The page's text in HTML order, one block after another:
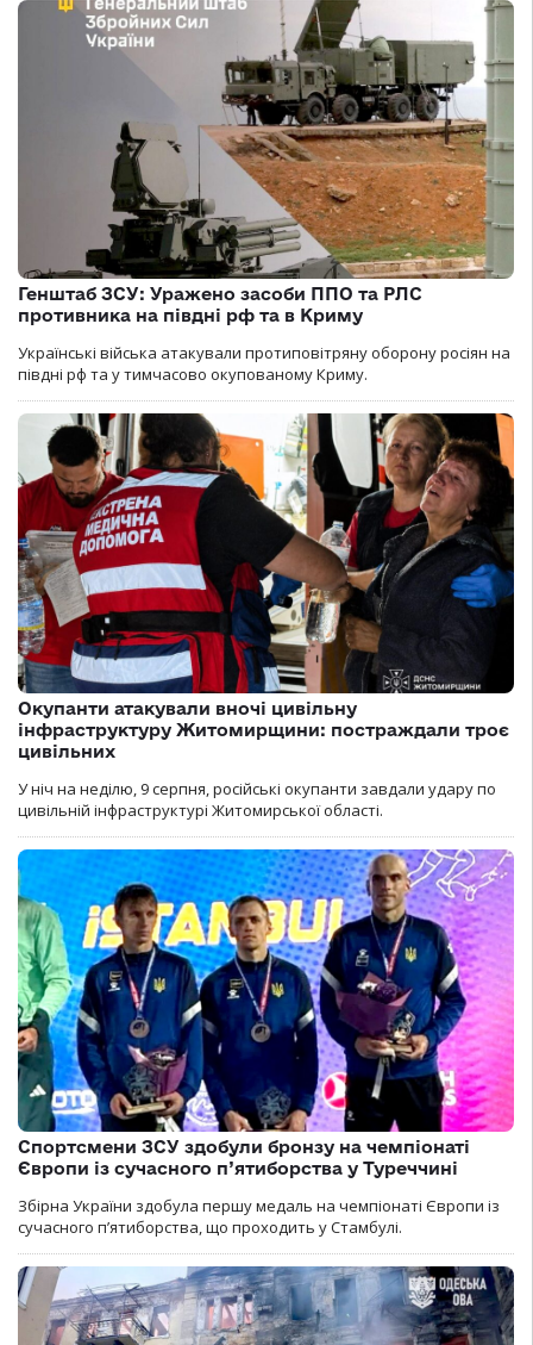
Генштаб ЗСУ: Уражено засоби ППО та РЛС
противника на півдні рф та в Криму
Українські війська атакували протиповітряну оборону росіян на
півдні рф та у тимчасово окупованому Криму.
Окупанти атакували вночі цивільну
інфраструктуру Житомирщини: постраждали троє
цивільних
У ніч на неділю, 9 серпня, російські окупанти завдали удару по
цивільній інфраструктурі Житомирської області.
Спортсмени ЗСУ здобули бронзу на чемпіонаті
Європи із сучасного п’ятиборства у Туреччині
Збірна України здобула першу медаль на чемпіонаті Європи із
сучасного п’ятиборства, що проходить у Стамбулі.